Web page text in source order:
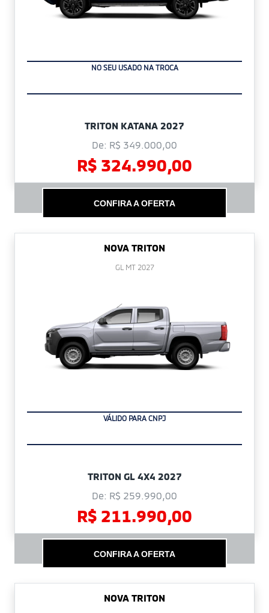
NO SEU USADO NA TROCA
TRITON KATANA 2027
De: R$ 349.000,00
R$ 324.990,00
CONFIRA A OFERTA
NOVA TRITON
GL MT 2027
VÁLIDO PARA CNPJ
TRITON GL 4X4 2027
De: R$ 259.990,00
R$ 211.990,00
CONFIRA A OFERTA
NOVA TRITON